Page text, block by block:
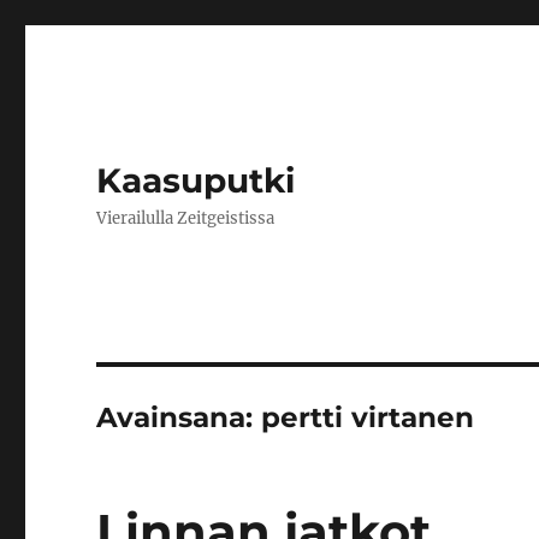
Kaasuputki
Vierailulla Zeitgeistissa
Avainsana: pertti virtanen